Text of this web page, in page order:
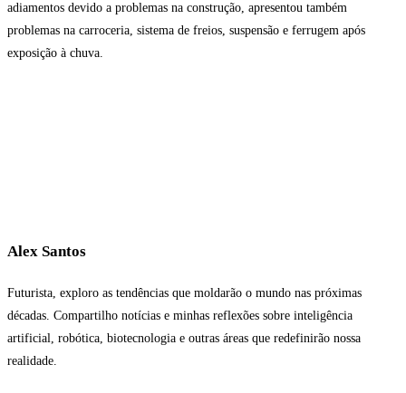
adiamentos devido a problemas na construção, apresentou também
problemas na carroceria, sistema de freios, suspensão e ferrugem após
exposição à chuva.
Alex Santos
Futurista, exploro as tendências que moldarão o mundo nas próximas
décadas. Compartilho notícias e minhas reflexões sobre inteligência
artificial, robótica, biotecnologia e outras áreas que redefinirão nossa
realidade.